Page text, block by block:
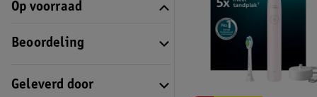
Op voorraad
Beoordeling
Geleverd door